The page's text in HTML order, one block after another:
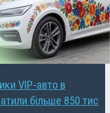
VIP-авто в
більше 850 тис